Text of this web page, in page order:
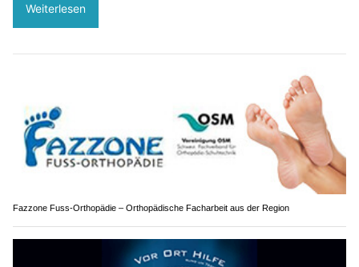
Weiterlesen
Fazzone Fuss-Orthopädie – Orthopädische Facharbeit aus der Region